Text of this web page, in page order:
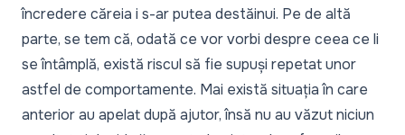
încredere căreia i s-ar putea destăinui. Pe de altă
parte, se tem că, odată ce vor vorbi despre ceea ce li
se întâmplă, există riscul să fie supuși repetat unor
astfel de comportamente. Mai există situația în care
anterior au apelat după ajutor, însă nu au văzut niciun